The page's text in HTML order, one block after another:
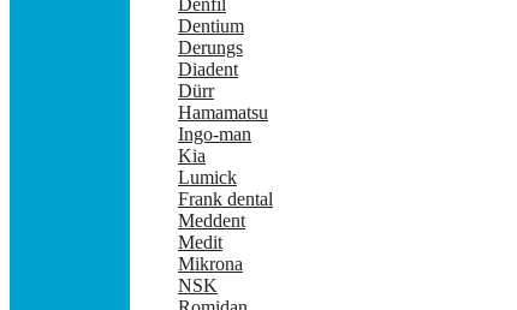
Denfil
Dentium
Derungs
Diadent
Dürr
Hamamatsu
Ingo-man
Kia
Lumick
Frank dental
Meddent
Medit
Mikrona
NSK